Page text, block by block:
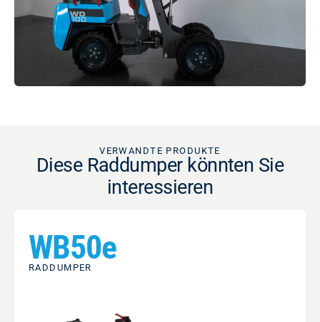
VERWANDTE PRODUKTE
Diese Raddumper könnten Sie
interessieren
WB50e
RADDUMPER